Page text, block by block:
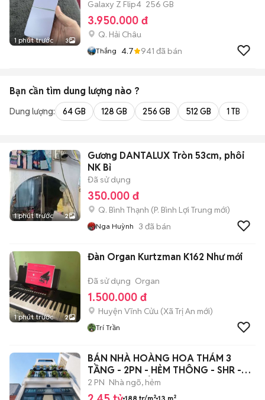
1 phút trước 3
Galaxy Z Flip4 256 GB
3.950.000 đ
Q. Hải Châu
Thắng 4.7 941 đã bán
Bạn cần tìm dung lượng nào ?
Dung lượng: 64 GB 128 GB 256 GB 512 GB 1 TB
1 phút trước 2
Gương DANTALUX Tròn 53cm, phôi
NK Bỉ
Đã sử dụng
350.000 đ
Q. Bình Thạnh (P. Bình Lợi Trung mới)
Nga Huỳnh 3 đã bán
1 phút trước 2
Đàn Organ Kurtzman K162 Như mới
Đã sử dụng Organ
1.500.000 đ
Huyện Vĩnh Cửu (Xã Trị An mới)
Trí Trần
BÁN NHÀ HOÀNG HOA THÁM 3
TẦNG - 2PN - HẺM THÔNG - SHR -
BAO SANG TÊN
2 PN Nhà ngõ, hẻm
188 tr/m² 13 m²